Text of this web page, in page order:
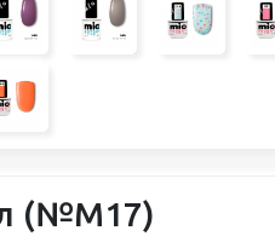
(№М17)